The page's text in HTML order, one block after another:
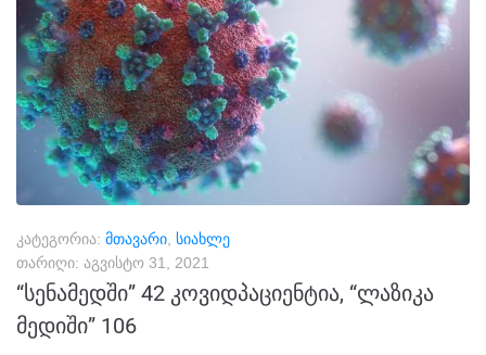
კატეგორია: მთავარი, სიახლე
თარიღი: აგვისტო 31, 2021
“სენამედში” 42 კოვიდპაციენტია, “ლაზიკა
მედიში” 106